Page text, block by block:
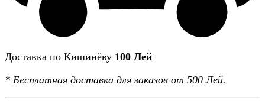
Доставка по Кишинёву 100 Лей
* Бесплатная доставка для заказов от 500 Лей.